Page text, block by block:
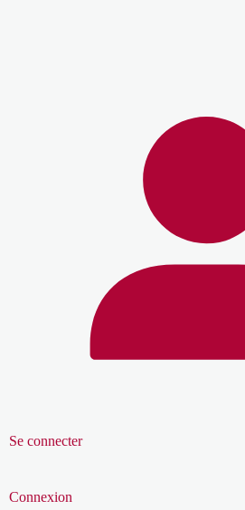
Se connecter
Connexion